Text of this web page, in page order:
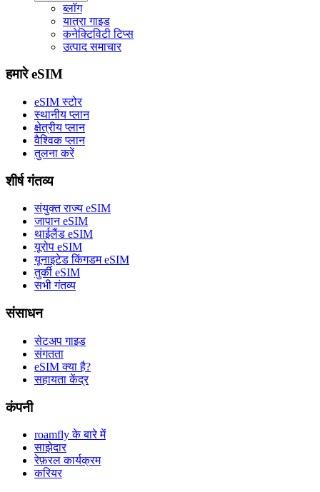
ब्लॉग
यात्रा गाइड
कनेक्टिविटी टिप्स
उत्पाद समाचार
हमारे eSIM
eSIM स्टोर
स्थानीय प्लान
क्षेत्रीय प्लान
वैश्विक प्लान
तुलना करें
शीर्ष गंतव्य
संयुक्त राज्य eSIM
जापान eSIM
थाईलैंड eSIM
यूरोप eSIM
यूनाइटेड किंगडम eSIM
तुर्की eSIM
सभी गंतव्य
संसाधन
सेटअप गाइड
संगतता
eSIM क्या है?
सहायता केंद्र
कंपनी
roamfly के बारे में
साझेदार
रेफ़रल कार्यक्रम
करियर